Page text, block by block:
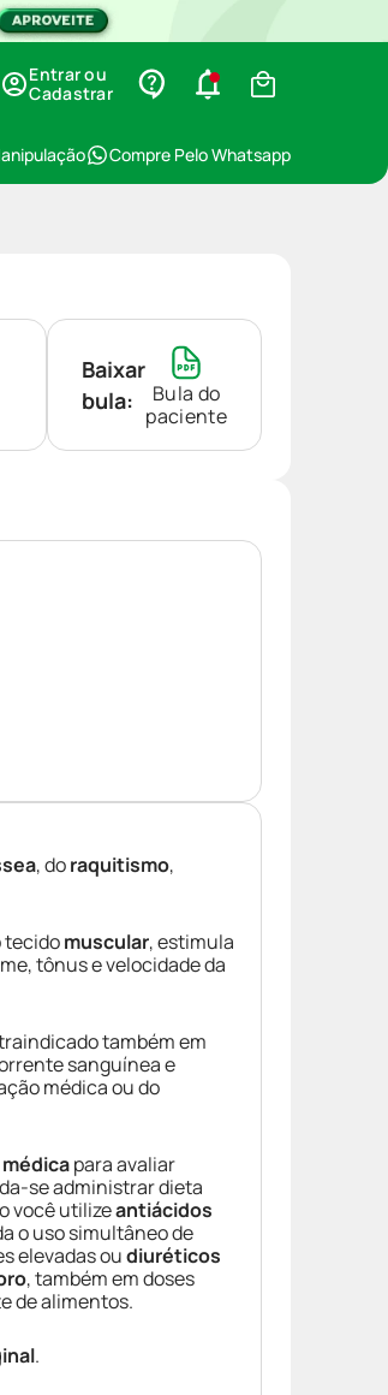
Entrar ou
Cadastrar
Compre Pelo Whatsapp
Baixar
bula:
Bula do
paciente
, doraquitismo,
tecidomuscular, estimula
tônus e velocidade da
também em
sanguínea e
médica ou do
para avaliar
se administrar dieta
você utilizeantiácidos
o uso simultâneo de
elevadas oudiuréticos
, também em doses
de alimentos.
.